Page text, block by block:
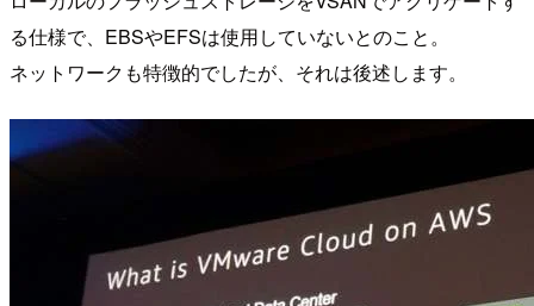
る仕様で、EBSやEFSは使用していないとのこと。
ネットワークも特徴的でしたが、それは後述します。